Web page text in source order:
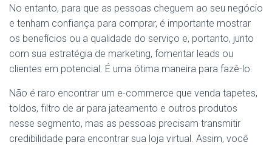
No entanto, para que as pessoas cheguem ao seu negócio
e tenham confiança para comprar, é importante mostrar
os benefícios ou a qualidade do serviço e, portanto, junto
com sua estratégia de marketing, fomentar leads ou
clientes em potencial. É uma ótima maneira para fazê-lo.
Não é raro encontrar um e-commerce que venda tapetes,
toldos, filtro de ar para jateamento e outros produtos
nesse segmento, mas as pessoas precisam transmitir
credibilidade para encontrar sua loja virtual. Assim, você